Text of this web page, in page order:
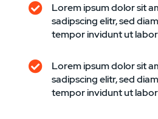
Lorem ipsum dolor sit
sadipscing elitr, sed
tempor invidunt ut
Lorem ipsum dolor sit
sadipscing elitr, sed
tempor invidunt ut